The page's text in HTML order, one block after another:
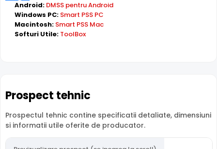
instalarii acesteia, fiind pretabila in supravegherea
generala a zonelor. Distanta focala este de 4.0 mm,
oferind un unghi orizontal de 74.0°.
Android: DMSS pentru Android
Windows PC: Smart PSS PC
Macintosh: Smart PSS Mac
Softuri Utile: ToolBox
Prospect tehnic
Prospectul tehnic contine specificatii detaliate, dimensiuni
si informatii utile oferite de producator.